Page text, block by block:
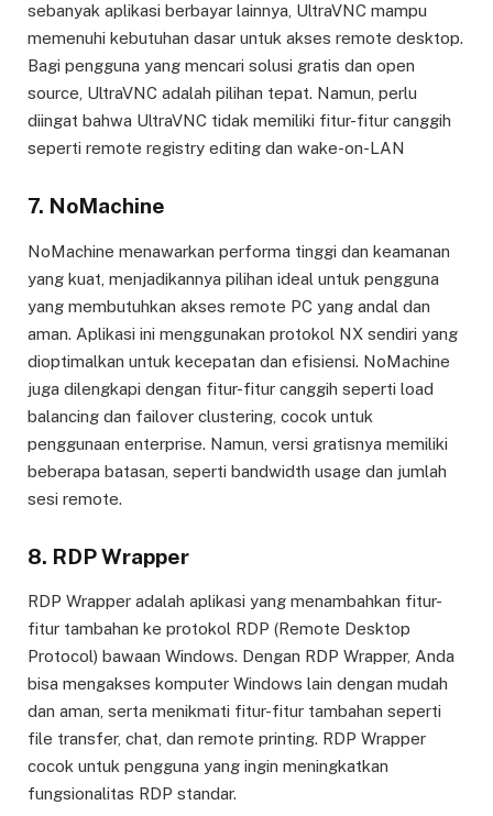
sebanyak aplikasi berbayar lainnya, UltraVNC mampu
memenuhi kebutuhan dasar untuk akses remote desktop.
Bagi pengguna yang mencari solusi gratis dan open
source, UltraVNC adalah pilihan tepat. Namun, perlu
diingat bahwa UltraVNC tidak memiliki fitur-fitur canggih
seperti remote registry editing dan wake-on-LAN
7. NoMachine
NoMachine menawarkan performa tinggi dan keamanan
yang kuat, menjadikannya pilihan ideal untuk pengguna
yang membutuhkan akses remote PC yang andal dan
aman. Aplikasi ini menggunakan protokol NX sendiri yang
dioptimalkan untuk kecepatan dan efisiensi. NoMachine
juga dilengkapi dengan fitur-fitur canggih seperti load
balancing dan failover clustering, cocok untuk
penggunaan enterprise. Namun, versi gratisnya memiliki
beberapa batasan, seperti bandwidth usage dan jumlah
sesi remote.
8. RDP Wrapper
RDP Wrapper adalah aplikasi yang menambahkan fitur-
fitur tambahan ke protokol RDP (Remote Desktop
Protocol) bawaan Windows. Dengan RDP Wrapper, Anda
bisa mengakses komputer Windows lain dengan mudah
dan aman, serta menikmati fitur-fitur tambahan seperti
file transfer, chat, dan remote printing. RDP Wrapper
cocok untuk pengguna yang ingin meningkatkan
fungsionalitas RDP standar.